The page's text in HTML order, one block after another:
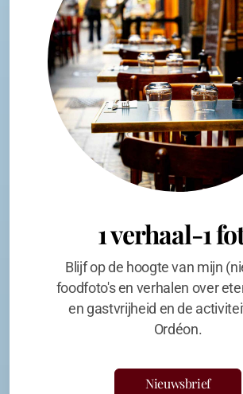
1 verhaal-1
Blijf op de hoogte van mijn
foodfoto's en verhalen over
en gastvrijheid en de
Ordéon.
Nieuwsbrief